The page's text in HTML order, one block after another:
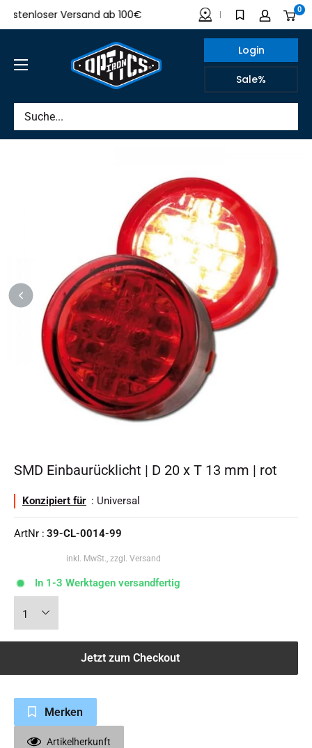
Direkt
zum
Versand ab 100€ Made in Germany 0
IRON
Login
Sale%
SMD Einbaurücklicht | D 20 x T 13 mm | rot
Konzipiert für : Universal
ArtNr : 39-CL-0014-99
inkl. MwSt., zzgl. Versand
In 1-3 Werktagen versandfertig
Jetzt zum Checkout
Merken
Artikelherkunft